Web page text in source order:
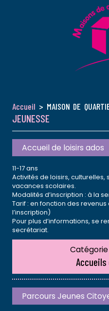
Accueil > MAISON DE
JEUNESSE
Accueil de loisirs ados
11-17 ans
Activités de loisirs,
vacances scolaires.
Modalités d’inscription : à la
Tarif : en fonction des
l’inscription)
Pour plus d’informations, se
secrétariat.
Parcours Jeunes